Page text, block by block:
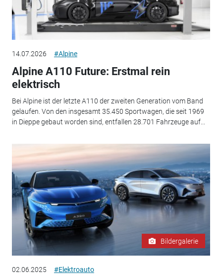
14.07.2026 #Alpine
Alpine A110 Future: Erstmal rein
elektrisch
Bei Alpine ist der letzte A110 der zweiten Generation vom Band
gelaufen. Von den insgesamt 35.450 Sportwagen, die seit 1969
in Dieppe gebaut worden sind, entfallen 28.701 Fahrzeuge auf...
Bildergalerie
02.06.2025 #Elektroauto